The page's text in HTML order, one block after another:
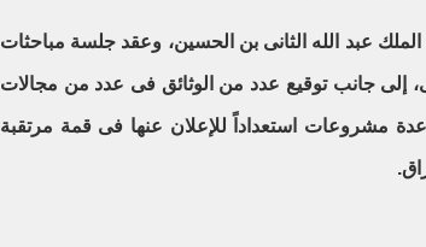
عبد الله الثانى بن الحسين، وعقد جلسة مباحثات
إلى جانب توقيع عدد من الوثائق فى عدد من مجالات
مشروعات استعداداً للإعلان عنها فى قمة مرتقبة
.